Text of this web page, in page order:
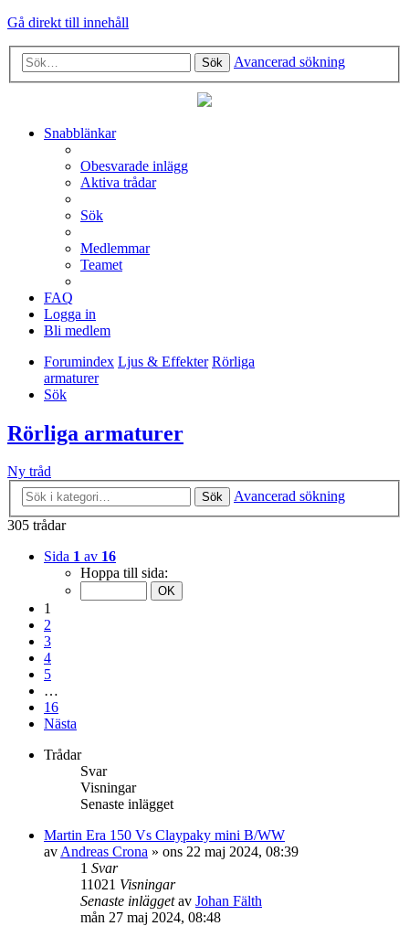
Gå direkt till innehåll
Sök Avancerad sökning
Snabblänkar
Obesvarade inlägg
Aktiva trådar
Sök
Medlemmar
Teamet
FAQ
Logga in
Bli medlem
Forumindex Ljus & Effekter Rörliga
armaturer
Sök
Rörliga armaturer
Ny tråd
Sök
Avancerad sökning
305 trådar
Sida 1 av 16
Hoppa till sida:
1
2
3
4
5
…
16
Nästa
Trådar
Svar
Visningar
Senaste inlägget
Martin Era 150 Vs Claypaky mini B/WW
av Andreas Crona » ons 22 maj 2024, 08:39
1 Svar
11021 Visningar
Senaste inläggetav Johan Fälth
mån 27 maj 2024, 08:48